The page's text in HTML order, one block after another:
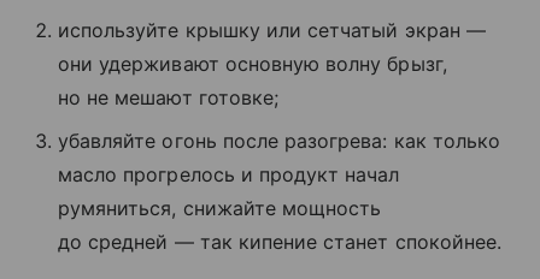
используйте крышку или сетчатый экран —
они удерживают основную волну брызг,
но не мешают готовке;
убавляйте огонь после разогрева: как только
масло прогрелось и продукт начал
румяниться, снижайте мощность
до средней — так кипение станет спокойнее.